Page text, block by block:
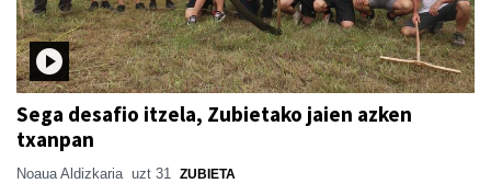
Sega desafio itzela, Zubietako jaien azken
txanpan
Noaua Aldizkaria uzt 31 ZUBIETA